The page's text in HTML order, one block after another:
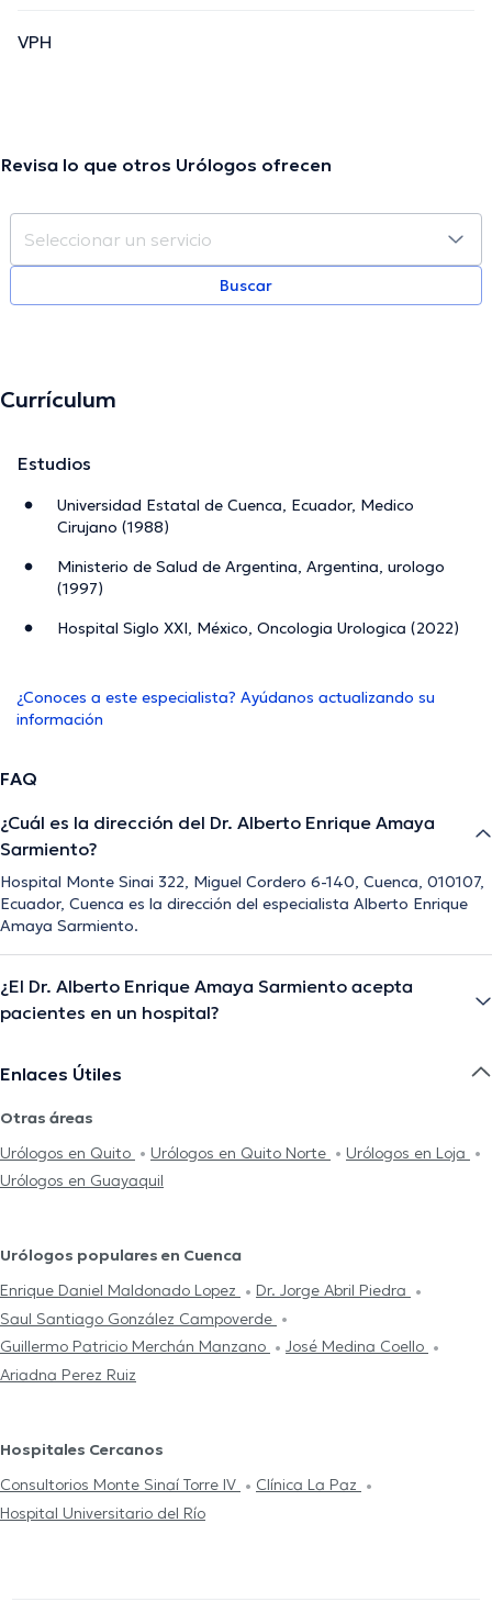
VPH
Revisa lo que otros Urólogos ofrecen
Buscar
Currículum
Estudios
Universidad Estatal de Cuenca, Ecuador, Medico
Cirujano (1988)
Ministerio de Salud de Argentina, Argentina, urologo
(1997)
Hospital Siglo XXI, México, Oncologia Urologica (2022)
¿Conoces a este especialista? Ayúdanos actualizando su
información
FAQ
¿Cuál es la dirección del Dr. Alberto Enrique Amaya
Sarmiento?
Hospital Monte Sinai 322, Miguel Cordero 6-140, Cuenca, 010107,
Ecuador, Cuenca es la dirección del especialista Alberto Enrique
Amaya Sarmiento.
¿El Dr. Alberto Enrique Amaya Sarmiento acepta
pacientes en un hospital?
Enlaces Útiles
Otras áreas
Urólogos en Quito
Urólogos en Quito Norte
Urólogos en Loja
Urólogos en Guayaquil
Urólogos populares en Cuenca
Enrique Daniel Maldonado Lopez
Dr. Jorge Abril Piedra
Saul Santiago González Campoverde
Guillermo Patricio Merchán Manzano
José Medina Coello
Ariadna Perez Ruiz
Hospitales Cercanos
Consultorios Monte Sinaí Torre IV
Clínica La Paz
Hospital Universitario del Río